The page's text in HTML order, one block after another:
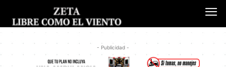
- Publicidad -